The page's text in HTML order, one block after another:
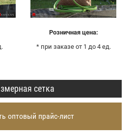
Розничная цена:
* при заказе от 1 до 4 ед.
сетка
оптовый прайс-лист